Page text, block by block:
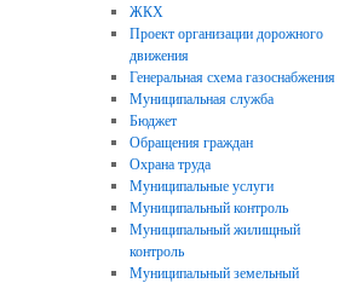
ЖКХ
Проект организации дорожного
движения
Генеральная схема газоснабжения
Муниципальная служба
Бюджет
Обращения граждан
Охрана труда
Муниципальные услуги
Муниципальный контроль
Муниципальный жилищный
контроль
Муниципальный земельный